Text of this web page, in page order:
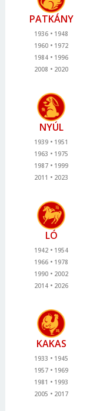
PATKÁNY
1936
1948
1960
1972
1984
1996
2008
2020
NYÚL
1939
1951
1963
1975
1987
1999
2011
2023
LÓ
1942
1954
1966
1978
1990
2002
2014
2026
KAKAS
1933
1945
1957
1969
1981
1993
2005
2017